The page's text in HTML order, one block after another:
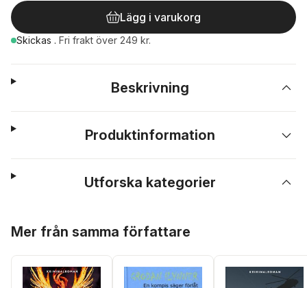
Lägg i varukorg
Skickas . Fri frakt över 249 kr.
Beskrivning
Produktinformation
Utforska kategorier
Mer från samma författare